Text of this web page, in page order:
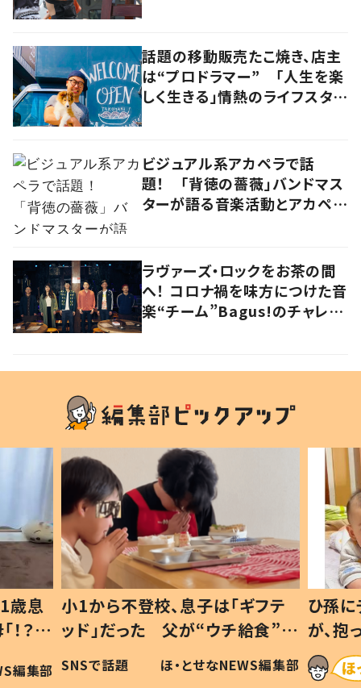
話題の移動販売たこ焼き、店主
は“プロドラマー” 「人生を楽
しく生きる」情熱のライフスタイ
ビジュアル系アカペラで話
題！ 「背徳の薔薇」バンドマス
ターが語る音楽活動とアカペラ
ラヴァーズ・ロックをお茶の間
へ！ コロナ禍を味方につけた音
楽“チーム”Bagus!のチャレン
歳息
？」
編集部
小1から不登校、息子は「ギフテ
ッド」だった 父が“ウチ給食”を
作り続ける理由とは #令和の親
#令和の子
SNSで話題 ほ・とせなNEWS編集部
ひ孫
が、
「涙が
い」